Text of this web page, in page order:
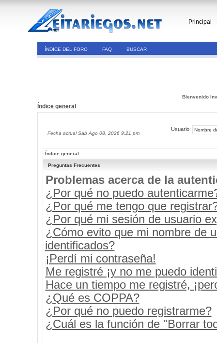
Principal
ÍNDICE DEL FORO FAQ BUSCAR
Bienvenido
Índice general
Fecha actual Sab Ago 08, 2026 9:21 pm
Usuario:
Índice general
Preguntas Frecuentes
Problemas acerca de la
¿Por qué no puedo
¿Por qué me tengo que
¿Por qué mi sesión de usuario
¿Cómo evito que mi nombre de
identificados?
¡Perdí mi contraseña!
Me registré ¡y no me puedo
Hace un tiempo me registré,
¿Qué es COPPA?
¿Por qué no puedo registrarme?
¿Cuál es la función de "Borrar